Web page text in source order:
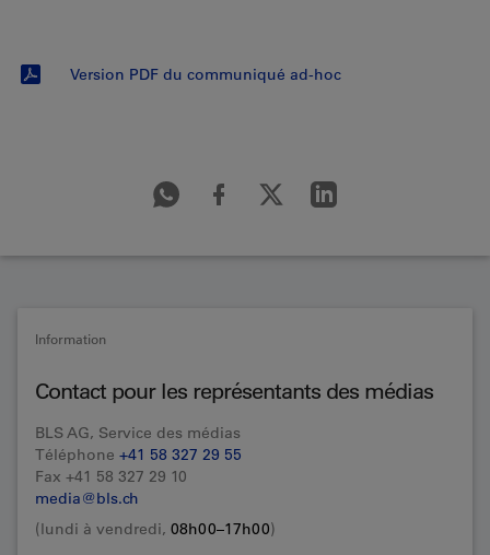
Version PDF du communiqué ad-hoc
Information
Contact pour les représentants des médias
BLS AG, Service des médias
Téléphone +41 58 327 29 55
Fax +41 58 327 29 10
media@bls.ch
(lundi à vendredi, 08h00–17h00)